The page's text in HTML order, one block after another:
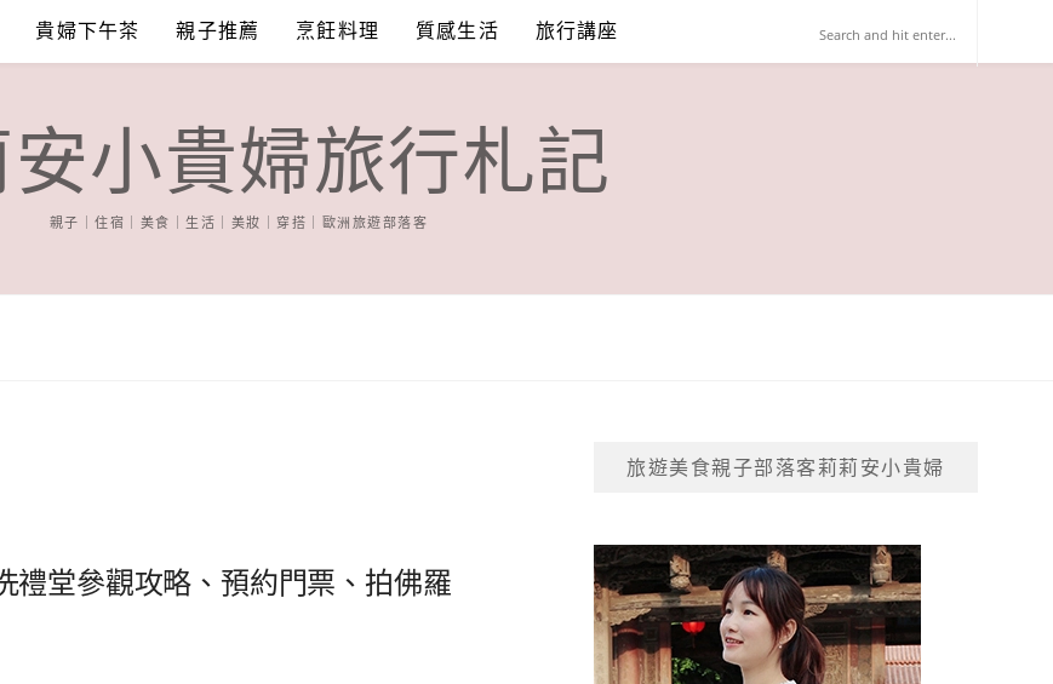
貴婦下午茶 親子推薦 烹飪料理 質感生活 旅行講座
小貴婦旅行札記
親子｜住宿｜美食｜生活｜美妝｜穿搭｜歐洲旅遊部落客
禮堂參觀攻略、預約門票、拍佛羅
旅遊美食親子部落客莉莉安小貴婦